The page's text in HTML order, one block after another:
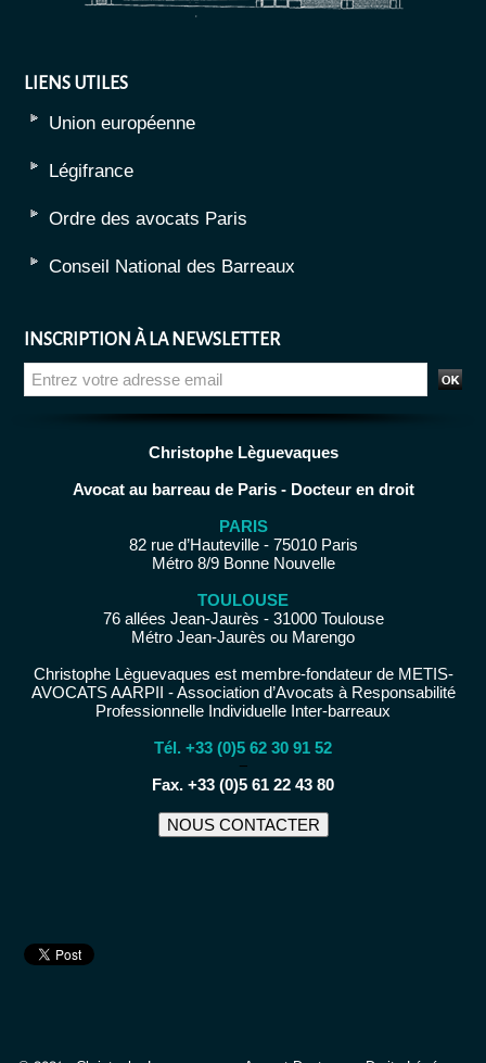
LIENS UTILES
Union européenne
Légifrance
Ordre des avocats Paris
Conseil National des Barreaux
INSCRIPTION À LA NEWSLETTER
Christophe Lèguevaques
Avocat au barreau de Paris - Docteur en droit
PARIS
82 rue d’Hauteville - 75010 Paris
Métro 8/9 Bonne Nouvelle
TOULOUSE
76 allées Jean-Jaurès - 31000 Toulouse
Métro Jean-Jaurès ou Marengo
Christophe Lèguevaques est membre-fondateur de METIS-
AVOCATS AARPII - Association d’Avocats à Responsabilité
Professionnelle Individuelle Inter-barreaux
Tél. +33 (0)5 62 30 91 52
−
Fax. +33 (0)5 61 22 43 80
NOUS CONTACTER